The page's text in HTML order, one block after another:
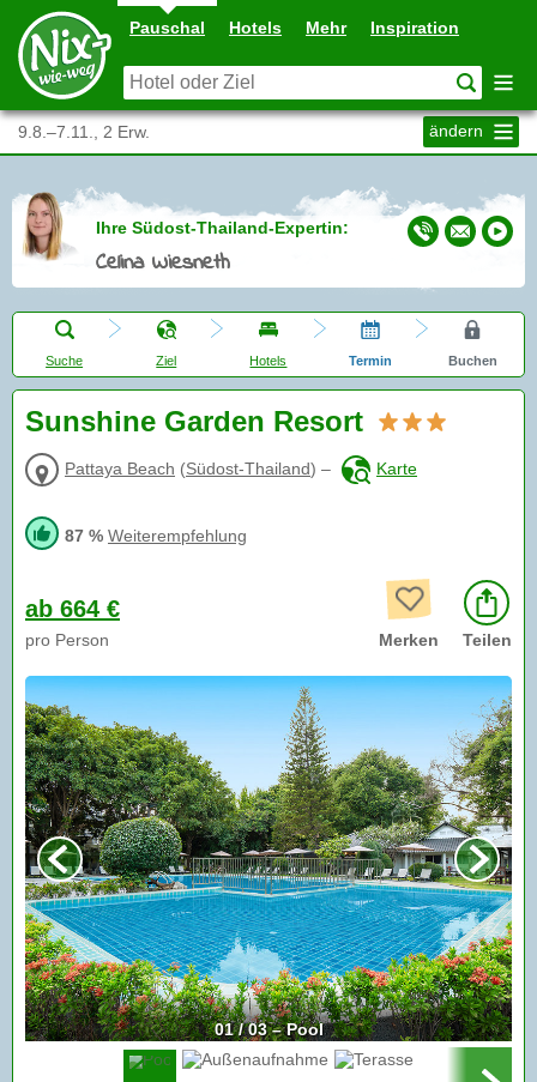
Pauschal Hotels Mehr Inspiration
9.8.–7.11., 2 Erw. ändern
Ihre Südost-Thailand-Expertin:
Celina Wiesneth
Suche Ziel Hotels Termin Buchen
Sunshine Garden Resort
Pattaya Beach (Südost-Thailand) – Karte
87 % Weiterempfehlung
ab 664 €
pro Person Merken Teilen
01 / 03 – Pool